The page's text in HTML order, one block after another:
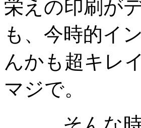
栄えの印刷が
も、今時的イ
んかも超キレ
マジで。